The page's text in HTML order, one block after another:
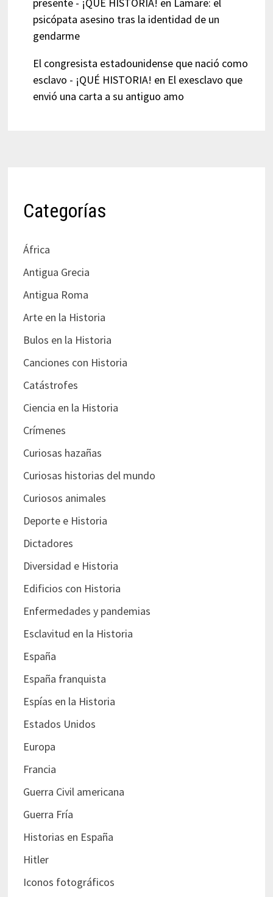
presente - ¡QUÉ HISTORIA! en Lamare: el
psicópata asesino tras la identidad de un
gendarme
El congresista estadounidense que nació como
esclavo - ¡QUÉ HISTORIA! en El exesclavo que
envió una carta a su antiguo amo
Categorías
África
Antigua Grecia
Antigua Roma
Arte en la Historia
Bulos en la Historia
Canciones con Historia
Catástrofes
Ciencia en la Historia
Crímenes
Curiosas hazañas
Curiosas historias del mundo
Curiosos animales
Deporte e Historia
Dictadores
Diversidad e Historia
Edificios con Historia
Enfermedades y pandemias
Esclavitud en la Historia
España
España franquista
Espías en la Historia
Estados Unidos
Europa
Francia
Guerra Civil americana
Guerra Fría
Historias en España
Hitler
Iconos fotográficos